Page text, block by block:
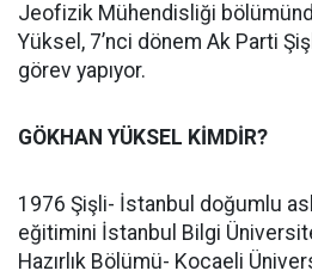
Jeofizik Mühendisliği
Yüksel, 7’nci dönem Ak Parti
görev yapıyor.
GÖKHAN YÜKSEL KİMDİR?
1976 Şişli- İstanbul doğumlu
eğitimini İstanbul Bilgi
Hazırlık Bölümü- Kocaeli